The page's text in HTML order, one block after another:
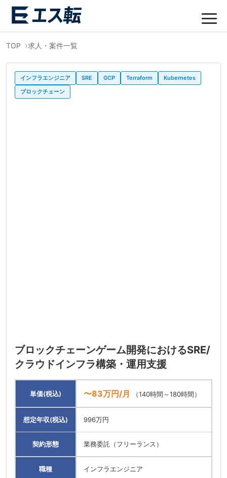
TOP 求人・案件一覧
インフラエンジニア SRE GCP Terraform
Kubernetes
ブロックチェーン
ブロックチェーンゲーム開発におけるSRE/
クラウドインフラ構築・運用支援
単価(税込) 〜83万円/月 （140時間～180時間）
想定年収(税込) 996万円
契約形態 業務委託（フリーランス）
職種 インフラエンジニア